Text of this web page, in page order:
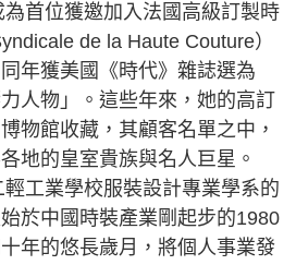
首位獲邀加入法國高級訂製時
de la Haute Couture）
年獲美國《時代》雜誌選為
人物」。這些年來，她的高訂
物館收藏，其顧客名單之中，
地的皇室貴族與名人巨星。
工業學校服裝設計專業學系的
於中國時裝產業剛起步的1980
年的悠長歲月，將個人事業發